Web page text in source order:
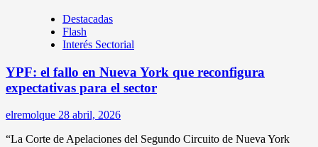
Destacadas
Flash
Interés Sectorial
YPF: el fallo en Nueva York que reconfigura
expectativas para el sector
elremolque 28 abril, 2026
“La Corte de Apelaciones del Segundo Circuito de Nueva York